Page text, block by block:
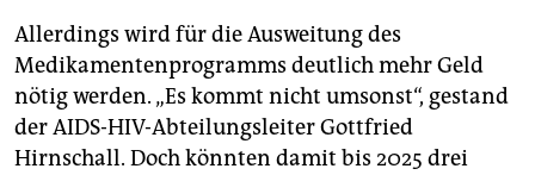
Allerdings wird für die Ausweitung des
Medikamentenprogramms deutlich mehr Geld
nötig werden. „Es kommt nicht umsonst“, gestand
der AIDS-HIV-Abteilungsleiter Gottfried
Hirnschall. Doch könnten damit bis 2025 drei